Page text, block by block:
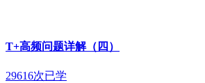
T+高频问题详解（四）
29616次已学